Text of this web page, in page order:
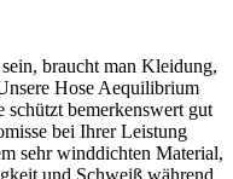
braucht man Kleidung,
Hose Aequilibrium
schützt bemerkenswert gut
bei Ihrer Leistung
sehr winddichten Material,
und Schweiß während